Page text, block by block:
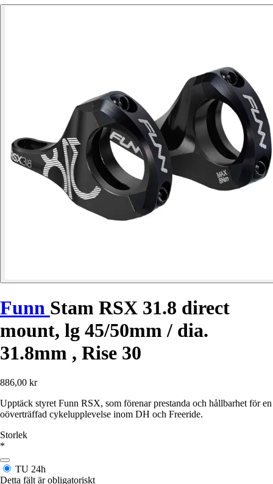
Funn Stam RSX 31.8 direct
mount, lg 45/50mm / dia.
31.8mm , Rise 30
886,00 kr
Upptäck styret Funn RSX, som förenar prestanda och hållbarhet för en
oöverträffad cykelupplevelse inom DH och Freeride.
Storlek
*
TU 24h
Detta fält är obligatoriskt